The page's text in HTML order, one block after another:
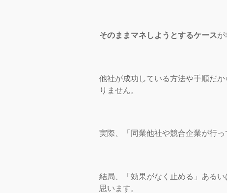
そのままマネしようとするケースが
他社が成功している方法や手順だ
りません。
実際、「同業他社や競合企業が行
結局、「効果がなく止める」ある
思います。